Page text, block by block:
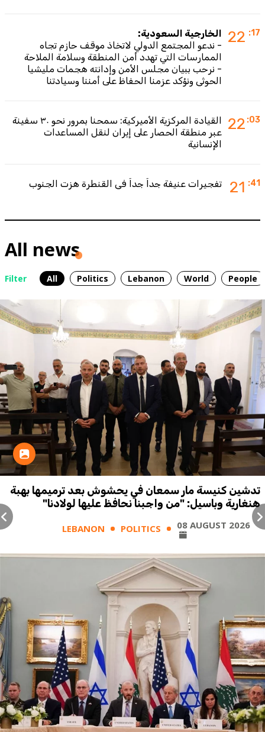
22 :17
الخارجية السعودية:
- ندعو المجتمع الدولي لاتخاذ موقف حازم تجاه
الممارسات التي تهدد أمن المنطقة وسلامة الملاحة
- نرحب ببيان مجلس الأمن وإدانته هجمات مليشيا
الحوثي ونؤكد عزمنا الحفاظ على أمننا وسيادتنا
22 :03
القيادة المركزية الأميركية: سمحنا بمرور نحو ٣٠ سفينة
عبر منطقة الحصار على إيران لنقل المساعدات
الإنسانية
21 :41 تفجيرات عنيفة جداً جداً في القنطرة هزت الجنوب
All news
Filter All Politics Lebanon World People
تدشين كنيسة مار سمعان في يحشوش بعد ترميمها بهبة
هنغارية وباسيل: "من واجبنا نحافظ عليها لولادنا"
LEBANON POLITICS 08 AUGUST 2026